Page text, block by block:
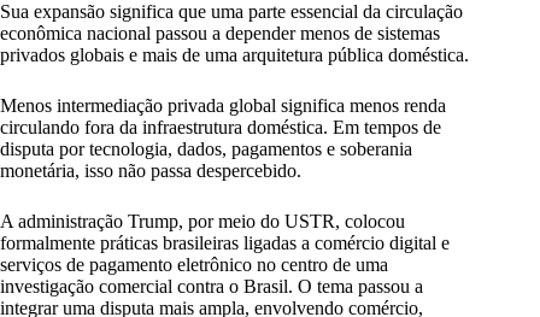
Sua expansão significa que uma parte essencial da circulação
econômica nacional passou a depender menos de sistemas
privados globais e mais de uma arquitetura pública doméstica.
Menos intermediação privada global significa menos renda
circulando fora da infraestrutura doméstica. Em tempos de
disputa por tecnologia, dados, pagamentos e soberania
monetária, isso não passa despercebido.
A administração Trump, por meio do USTR, colocou
formalmente práticas brasileiras ligadas a comércio digital e
serviços de pagamento eletrônico no centro de uma
investigação comercial contra o Brasil. O tema passou a
integrar uma disputa mais ampla, envolvendo comércio,